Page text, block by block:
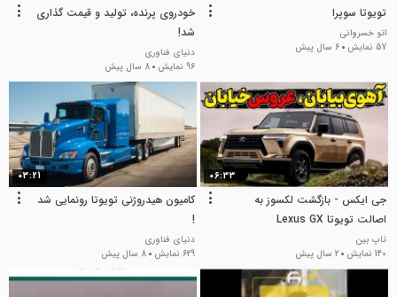
تویوتا سوپرا
اتو خسروانی
57 نمایش
6 سال پیش
خودروی پرنده، تولید و قیمت گذاری
شد!
دنیای فناوری
96 نمایش
8 سال پیش
06:33
جی‌ ایکس - بازگشت لکسوز به
اصالت تویوتا Lexus GX
تاپ بین
140 نمایش
2 سال پیش
03:21
کامیون هیدروژنی تویوتا رونمایی شد
!
دنیای فناوری
629 نمایش
8 سال پیش